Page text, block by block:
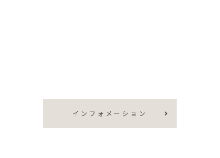
インフォメーション